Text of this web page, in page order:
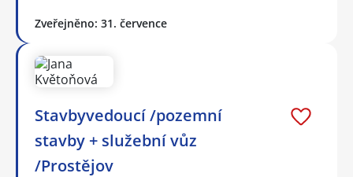
Zveřejněno: 31. července
Stavbyvedoucí /pozemní
stavby + služební vůz
/Prostějov